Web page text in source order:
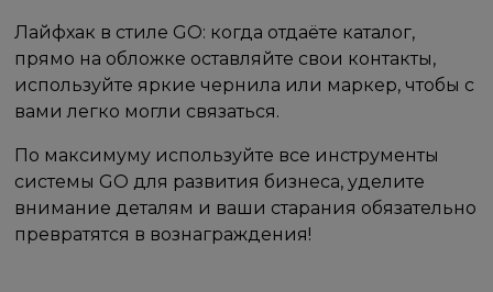
Лайфхак в стиле GO: когда отдаёте каталог,
прямо на обложке оставляйте свои контакты,
используйте яркие чернила или маркер, чтобы с
вами легко могли связаться.
По максимуму используйте все инструменты
системы GO для развития бизнеса, уделите
внимание деталям и ваши старания обязательно
превратятся в вознаграждения!